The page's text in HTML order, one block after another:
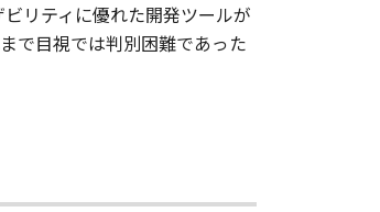
リティに優れた開発ツールが
で目視では判別困難であった